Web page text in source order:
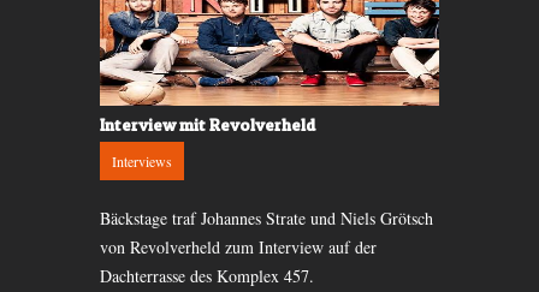
Interview mit Revolverheld
Interviews
von Revolverheld zum Interview auf der
Dachterrasse des Komplex 457.
William Fitzsimmons @ Komplex Klub,
Zürich
News
Der US-amerikanische Singer-/Songwriter
William Fitzsimmons bringt seine melancholisch-